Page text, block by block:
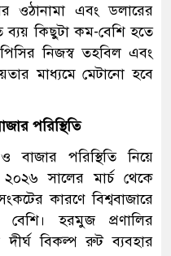
ওঠানামা এবং ডলারের
ব্যয় কিছুটা কম-বেশি হতে
নিজস্ব তহবিল এবং
মাধ্যমে মেটানো হবে
পরিস্থিতি
বাজার পরিস্থিতি নিয়ে
২০২৬ সালের মার্চ থেকে
কারণে বিশ্ববাজারে
হরমুজ প্রণালির
দীর্ঘ বিকল্প রুট ব্যবহার